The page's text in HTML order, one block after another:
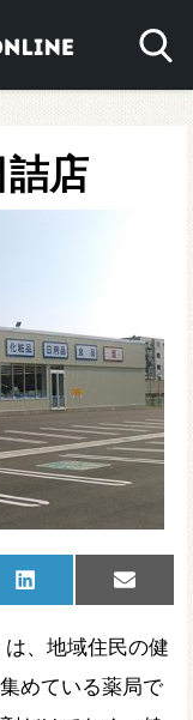
店
Share
on
LinkedIn
Share
on
Email
、地域住民の健
めている薬局で